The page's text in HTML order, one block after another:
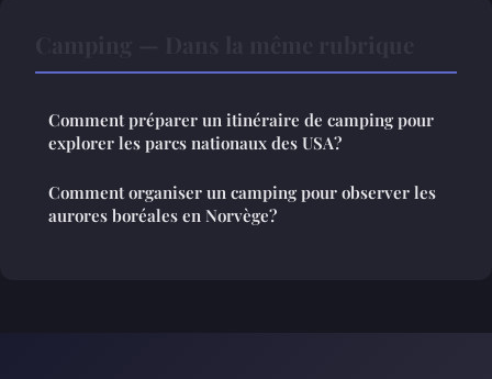
Comment préparer un itinéraire de camping pour
explorer les parcs nationaux des USA?
Comment organiser un camping pour observer les
aurores boréales en Norvège?